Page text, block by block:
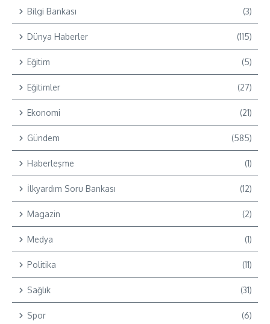
Bilgi Bankası (3)
Dünya Haberler (115)
Eğitim (5)
Eğitimler (27)
Ekonomi (21)
Gündem (585)
Haberleşme (1)
İlkyardım Soru Bankası (12)
Magazin (2)
Medya (1)
Politika (11)
Sağlık (31)
Spor (6)